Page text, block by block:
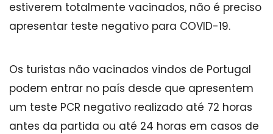
estiverem totalmente vacinados, não é preciso
apresentar teste negativo para COVID-19.
Os turistas não vacinados vindos de Portugal
podem entrar no país desde que apresentem
um teste PCR negativo realizado até 72 horas
antes da partida ou até 24 horas em casos de